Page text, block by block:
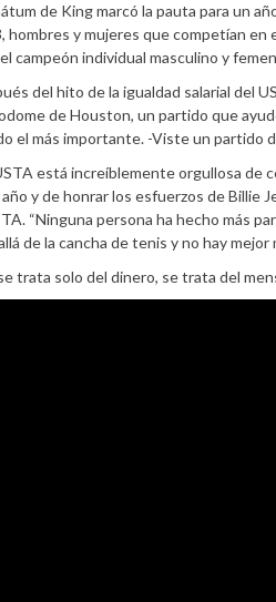
de King marcó la pauta para un
hombres y mujeres que competían
campeón individual masculino y
del hito de la igualdad salarial del
de Houston, un partido que
el más importante. -Viste un partido
está increíblemente orgullosa de
y de honrar los esfuerzos de Billie
“Ninguna persona ha hecho más
de la cancha de tenis y no hay
trata solo del dinero, se trata del